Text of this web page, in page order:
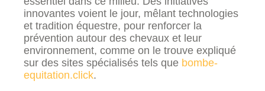
innovantes voient le jour, mêlant technologies
et tradition équestre, pour renforcer la
prévention autour des chevaux et leur
environnement, comme on le trouve expliqué
sur des sites spécialisés tels que bombe-
equitation.click.